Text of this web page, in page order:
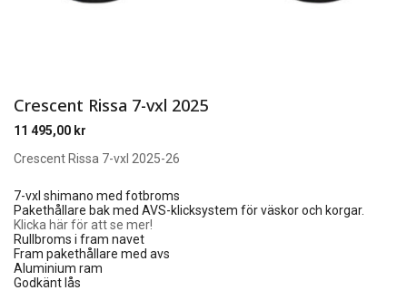
Crescent Rissa 7-vxl 2025
11 495,00 kr
Crescent Rissa 7-vxl 2025-26
7-vxl shimano med fotbroms
Pakethållare bak med AVS-klicksystem för väskor och korgar.
Klicka här för att se mer!
Rullbroms i fram navet
Fram pakethållare med avs
Aluminium ram
Godkänt lås